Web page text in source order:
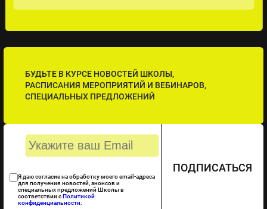
БУДЬТЕ В КУРСЕ НОВОСТЕЙ ШКОЛЫ,
РАСПИСАНИЯ МЕРОПРИЯТИЙ И ВЕБИНАРОВ,
СПЕЦИАЛЬНЫХ ПРЕДЛОЖЕНИЙ
Я даю согласие на обработку моего email-адреса
для получения новостей, анонсов и
специальных предложений Школы в
соответствии сПолитикой
конфиденциальности.
ПОДПИСАТЬСЯ